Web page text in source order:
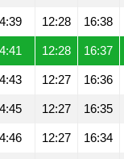
12:28 16:38
12:28 16:37
12:27 16:36
12:27 16:35
12:27 16:34